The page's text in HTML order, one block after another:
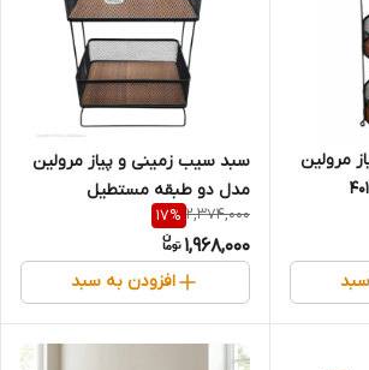
مرولین
سبد سیب زمینی و پیاز مرولین
مدل دو طبقه مستطیل
2,374,000
17%
1,968,000
افزودن به سبد